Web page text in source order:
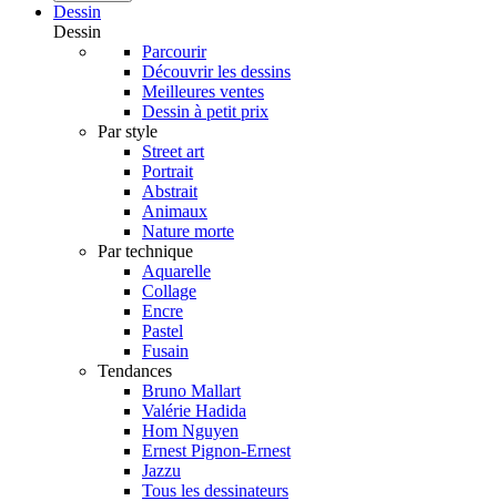
Dessin
Dessin
Parcourir
Découvrir les dessins
Meilleures ventes
Dessin à petit prix
Par style
Street art
Portrait
Abstrait
Animaux
Nature morte
Par technique
Aquarelle
Collage
Encre
Pastel
Fusain
Tendances
Bruno Mallart
Valérie Hadida
Hom Nguyen
Ernest Pignon-Ernest
Jazzu
Tous les dessinateurs